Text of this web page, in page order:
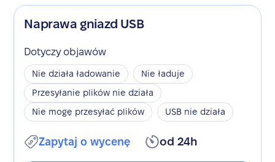
Naprawa gniazd USB
Dotyczy objawów
Nie działa ładowanie
Nie ładuje
Przesyłanie plików nie działa
Nie mogę przesyłać plików
USB nie działa
Zapytaj o wycenę od 24h